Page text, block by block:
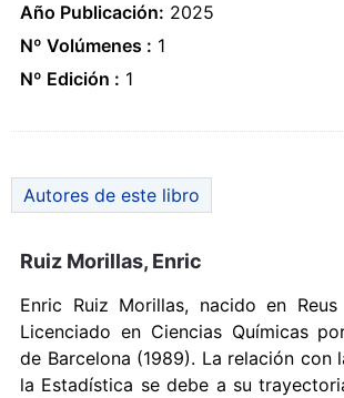
Año Publicación: 2025
Nº Volúmenes : 1
Nº Edición : 1
Autores de este libro
Ruiz Morillas, Enric
Enric Ruiz Morillas, nacido en Reus
Licenciado en Ciencias Químicas
de Barcelona (1989). La relación con
la Estadística se debe a su